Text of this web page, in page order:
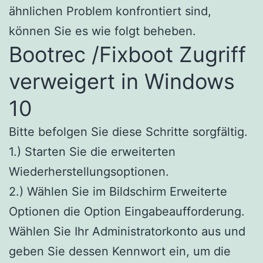
ähnlichen Problem konfrontiert sind,
können Sie es wie folgt beheben.
Bootrec /Fixboot Zugriff
verweigert in Windows
10
Bitte befolgen Sie diese Schritte sorgfältig.
1.) Starten Sie die erweiterten
Wiederherstellungsoptionen.
2.) Wählen Sie im Bildschirm Erweiterte
Optionen die Option Eingabeaufforderung.
Wählen Sie Ihr Administratorkonto aus und
geben Sie dessen Kennwort ein, um die